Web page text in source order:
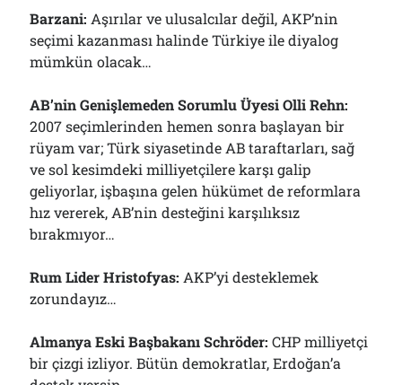
Barzani: Aşırılar ve ulusalcılar değil, AKP’nin
seçimi kazanması halinde Türkiye ile diyalog
mümkün olacak…
AB’nin Genişlemeden Sorumlu Üyesi Olli Rehn:
2007 seçimlerinden hemen sonra başlayan bir
rüyam var; Türk siyasetinde AB taraftarları, sağ
ve sol kesimdeki milliyetçilere karşı galip
geliyorlar, işbaşına gelen hükümet de reformlara
hız vererek, AB’nin desteğini karşılıksız
bırakmıyor…
Rum Lider Hristofyas: AKP’yi desteklemek
zorundayız…
Almanya Eski Başbakanı Schröder: CHP milliyetçi
bir çizgi izliyor. Bütün demokratlar, Erdoğan’a